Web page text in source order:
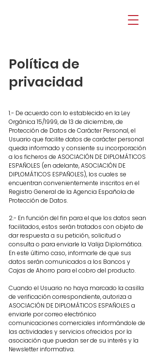
Política de
privacidad
1.- De acuerdo con lo establecido en la Ley
Orgánica 15/1999, de 13 de diciembre, de
Protección de Datos de Carácter Personal, el
Usuario que facilite datos de carácter personal
queda informado y consiente su incorporación
a los ficheros de ASOCIACIÓN DE DIPLOMÁTICOS
ESPAÑOLES (en adelante, ASOCIACIÓN DE
DIPLOMÁTICOS ESPAÑOLES), los cuales se
encuentran convenientemente inscritos en el
Registro General de la Agencia Española de
Protección de Datos.
2.- En función del fin para el que los datos sean
facilitados, estos serán tratados con objeto de
dar respuesta a su petición, solicitud o
consulta o para enviarle la Valija Diplomática.
En este último caso, informarle de que sus
datos serán comunicados a los Bancos y
Cajas de Ahorro para el cobro del producto.
Cuando el Usuario no haya marcado la casilla
de verificación correspondiente, autoriza a
ASOCIACIÓN DE DIPLOMÁTICOS ESPAÑOLES a
enviarle por correo electrónico
comunicaciones comerciales informándole de
las actividades y servicios ofrecidos por la
asociación que puedan ser de su interés y la
Newsletter informativa.